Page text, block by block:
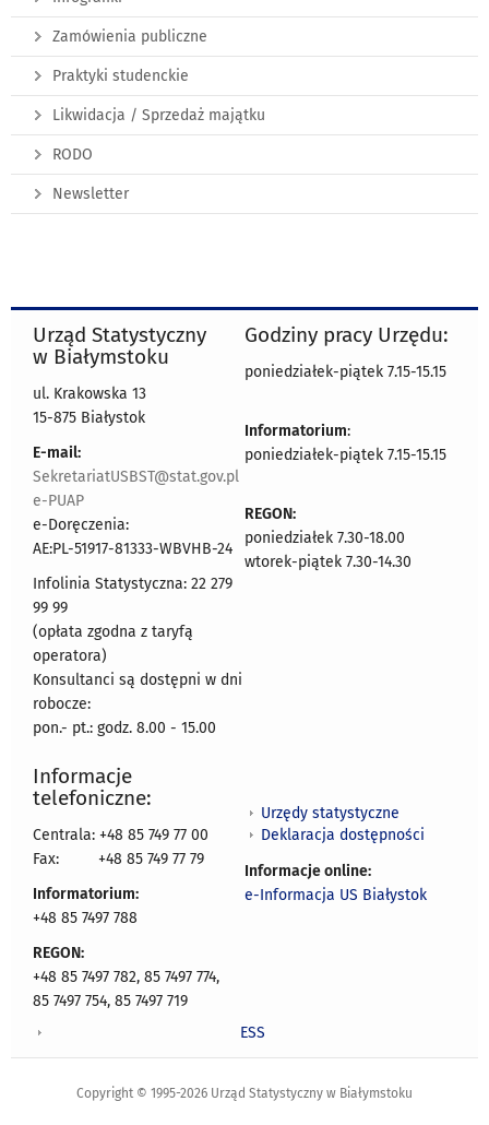
Zamówienia publiczne
Praktyki studenckie
Likwidacja / Sprzedaż majątku
RODO
Newsletter
Urząd Statystyczny
w Białymstoku
ul. Krakowska 13
15-875 Białystok
E-mail:
SekretariatUSBST@stat.gov.pl
e-PUAP
e-Doręczenia:
AE:PL-51917-81333-WBVHB-24
Infolinia Statystyczna: 22 279
99 99
(opłata zgodna z taryfą
operatora)
Konsultanci są dostępni w dni
robocze:
pon.- pt.: godz. 8.00 - 15.00
Godziny pracy Urzędu:
poniedziałek-piątek 7.15-15.15
Informatorium:
poniedziałek-piątek 7.15-15.15
REGON:
poniedziałek 7.30-18.00
wtorek-piątek 7.30-14.30
Informacje
telefoniczne:
Centrala: +48 85 749 77 00
Fax:
+48 85 749 77 79
Informatorium:
+48 85 7497 788
REGON:
+48 85 7497 782, 85 7497 774,
85 7497 754, 85 7497 719
Urzędy statystyczne
Deklaracja dostępności
Informacje online:
e-Informacja US Białystok
ESS
Copyright © 1995-2026 Urząd Statystyczny w Białymstoku